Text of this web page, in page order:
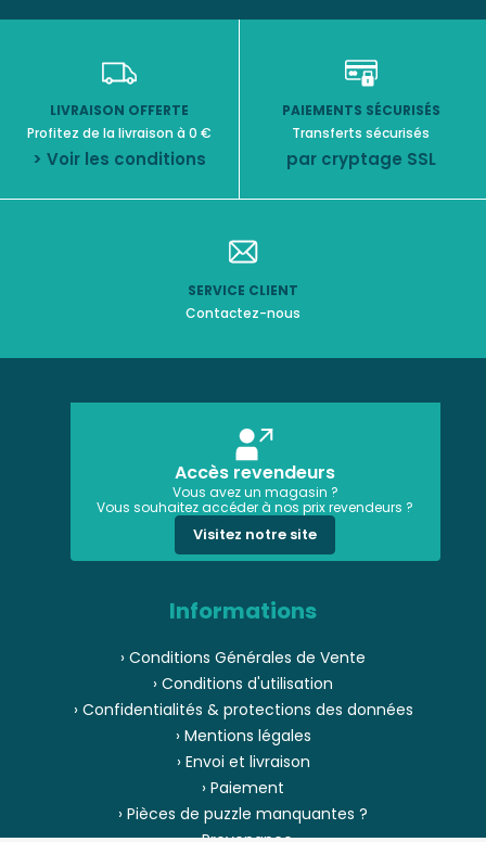
LIVRAISON OFFERTE
Profitez de la livraison à 0 €
> Voir les conditions
PAIEMENTS SÉCURISÉS
Transferts sécurisés
par cryptage SSL
SERVICE CLIENT
Contactez-nous
Accès revendeurs
Vous avez un magasin ?
Vous souhaitez accéder à nos prix revendeurs ?
Visitez notre site
Informations
› Conditions Générales de Vente
› Conditions d'utilisation
› Confidentialités & protections des données
› Mentions légales
› Envoi et livraison
› Paiement
› Pièces de puzzle manquantes ?